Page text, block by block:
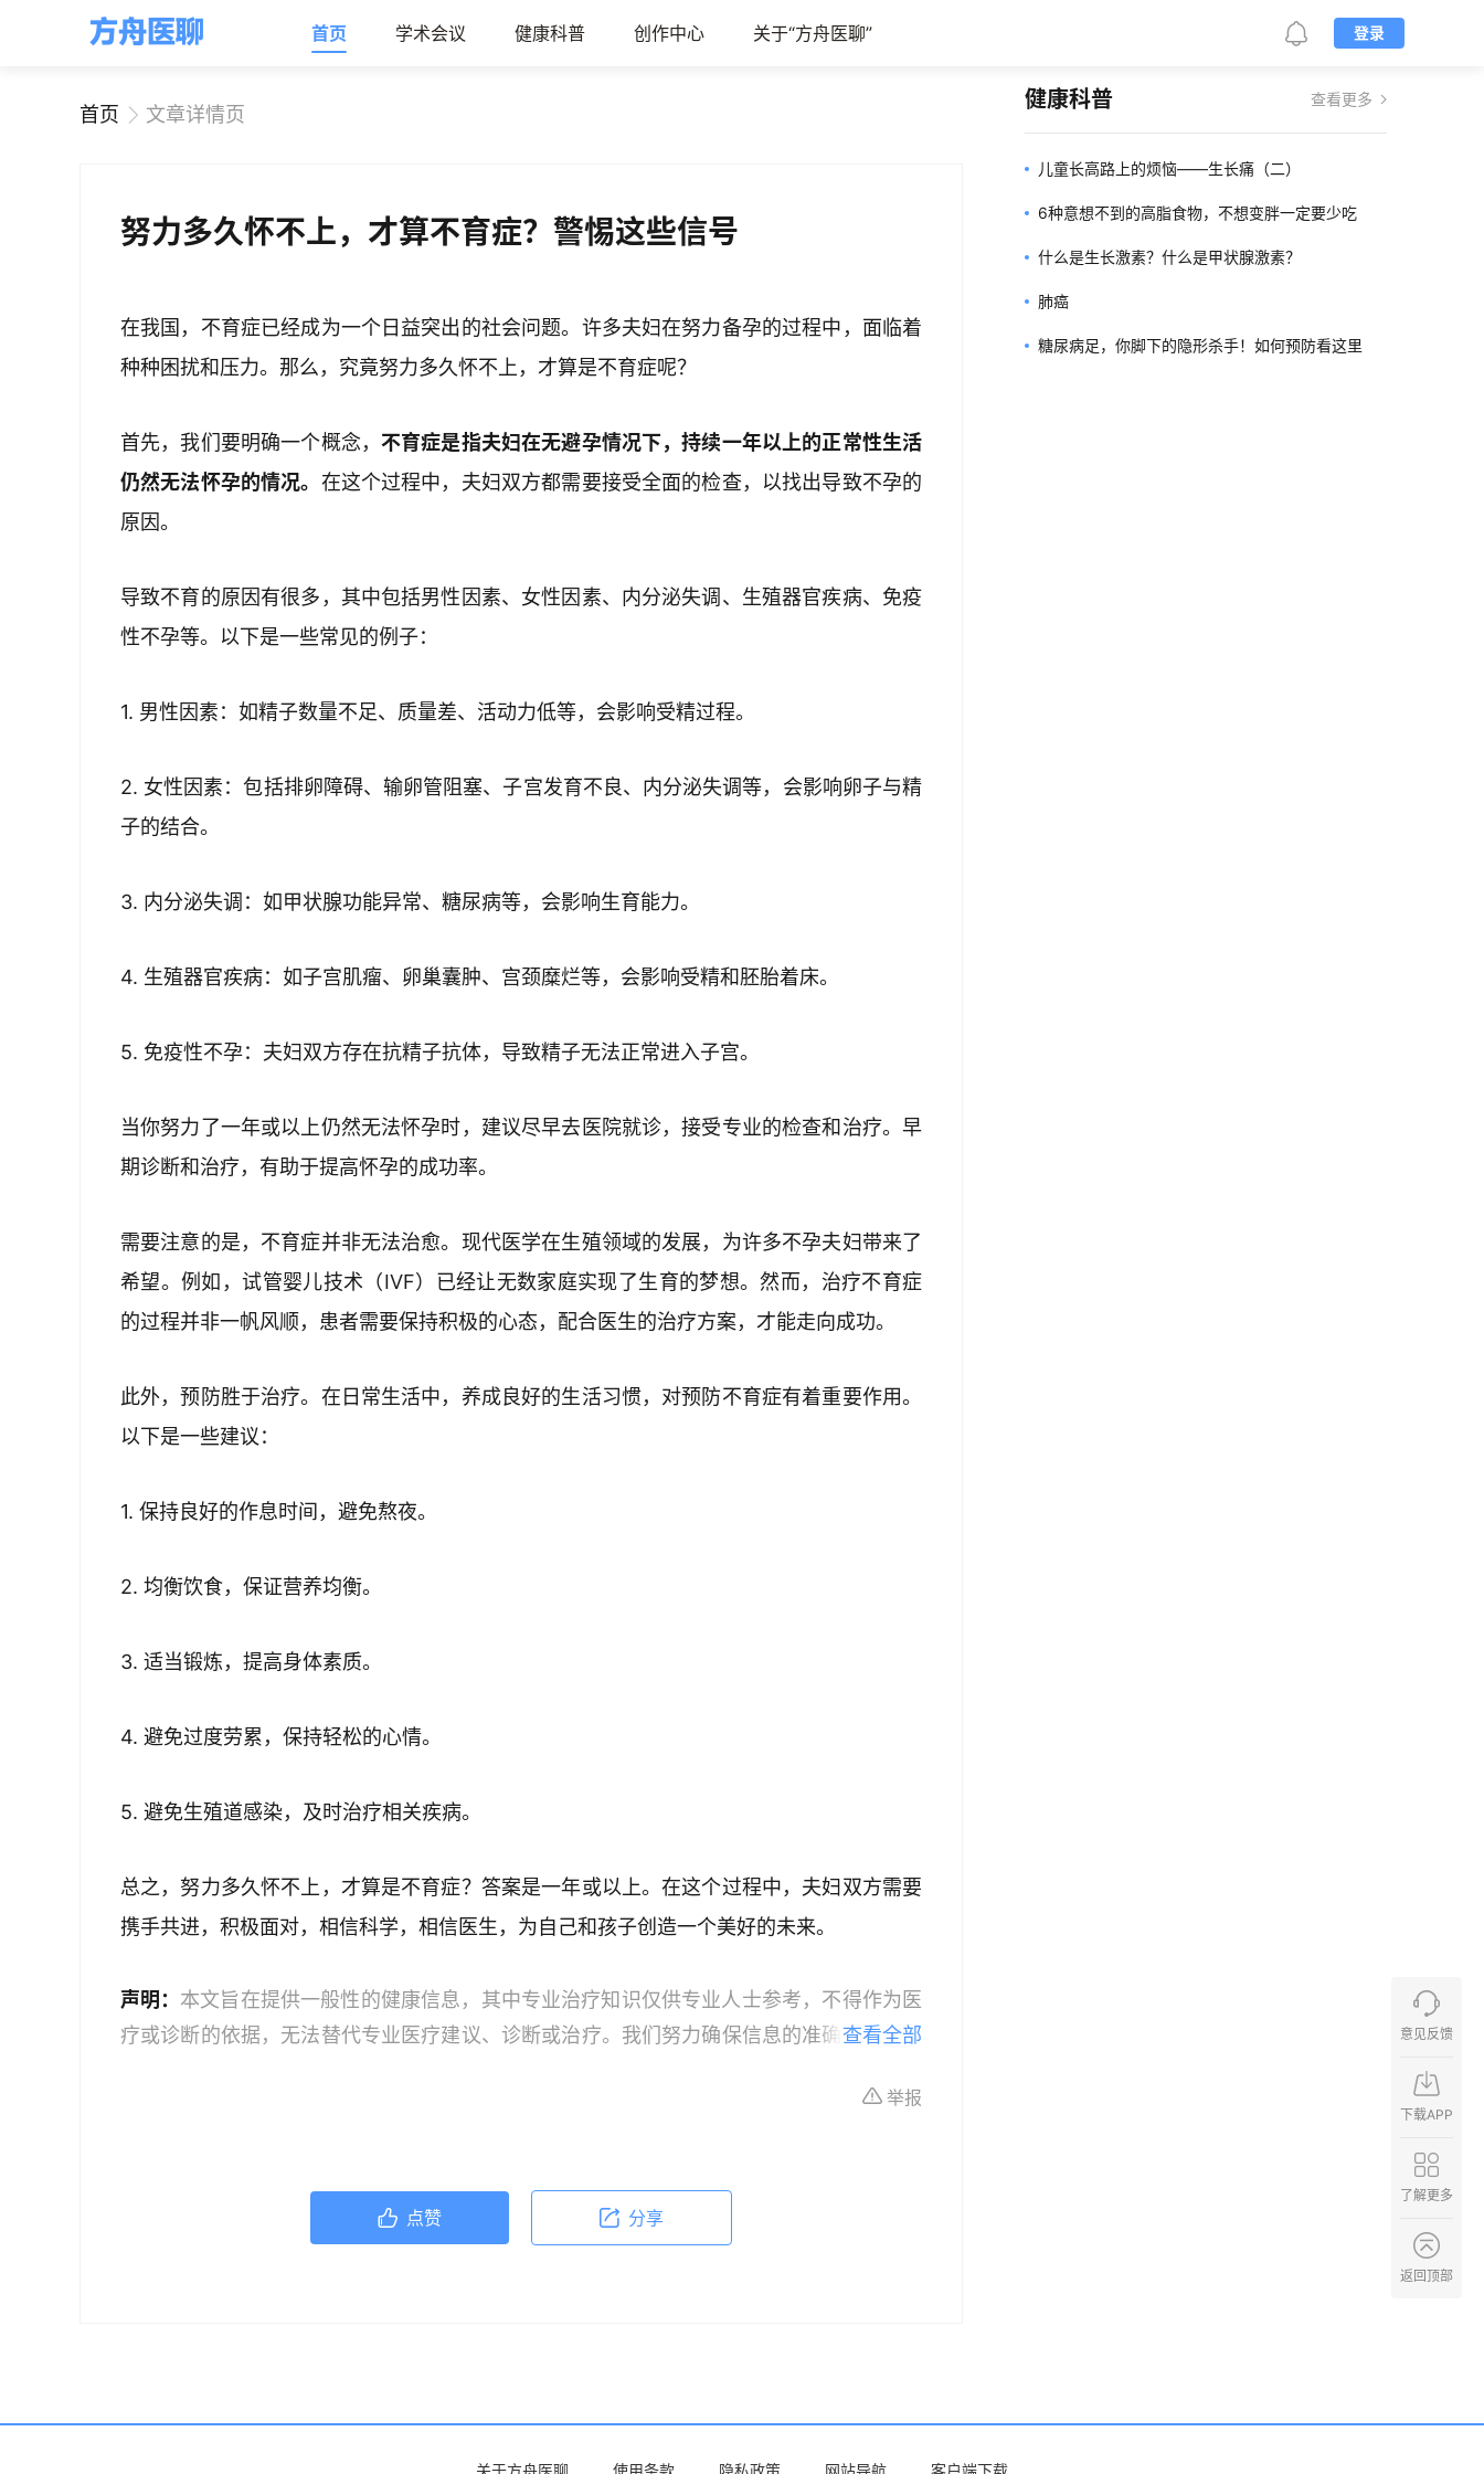
首页 学术会议 健康科普 创作中心 关于“方舟医聊” 登录
首页 文章详情页
努力多久怀不上，才算不育症？警惕这些信号
在我国，不育症已经成为一个日益突出的社会问题。许多夫妇在努力备孕的过程中，面临着
种种困扰和压力。那么，究竟努力多久怀不上，才算是不育症呢？
首先，我们要明确一个概念， 不育症是指夫妇在无避孕情况下，持续一年以上的正常性生活
仍然无法怀孕的情况。 在这个过程中，夫妇双方都需要接受全面的检查，以找出导致不孕的
原因。
导致不育的原因有很多，其中包括男性因素、女性因素、内分泌失调、生殖器官疾病、免疫
性不孕等。以下是一些常见的例子：
1. 男性因素：如精子数量不足、质量差、活动力低等，会影响受精过程。
2. 女性因素：包括排卵障碍、输卵管阻塞、子宫发育不良、内分泌失调等，会影响卵子与精
子的结合。
3. 内分泌失调：如甲状腺功能异常、糖尿病等，会影响生育能力。
4. 生殖器官疾病：如子宫肌瘤、卵巢囊肿、宫颈糜烂等，会影响受精和胚胎着床。
5. 免疫性不孕：夫妇双方存在抗精子抗体，导致精子无法正常进入子宫。
当你努力了一年或以上仍然无法怀孕时，建议尽早去医院就诊，接受专业的检查和治疗。早
期诊断和治疗，有助于提高怀孕的成功率。
需要注意的是，不育症并非无法治愈。现代医学在生殖领域的发展，为许多不孕夫妇带来了
希望。例如，试管婴儿技术（IVF）已经让无数家庭实现了生育的梦想。然而，治疗不育症
的过程并非一帆风顺，患者需要保持积极的心态，配合医生的治疗方案，才能走向成功。
此外，预防胜于治疗。在日常生活中，养成良好的生活习惯，对预防不育症有着重要作用。
以下是一些建议：
1. 保持良好的作息时间，避免熬夜。
2. 均衡饮食，保证营养均衡。
3. 适当锻炼，提高身体素质。
4. 避免过度劳累，保持轻松的心情。
5. 避免生殖道感染，及时治疗相关疾病。
总之，努力多久怀不上，才算是不育症？答案是一年或以上。在这个过程中，夫妇双方需要
携手共进，积极面对，相信科学，相信医生，为自己和孩子创造一个美好的未来。
声明： 本文旨在提供一般性的健康信息，其中专业治疗知识仅供专业人士参考，不得作为医
疗或诊断的依据，无法替代专业医疗建议、诊断或治疗。我们努力确保信息的准确性，但本
策时，应咨询合格的医疗专业人员。对于依据本文内容采取的任何行动，本文作者、出版方
查看全部
举报
点赞 分享
健康科普 查看更多
儿童长高路上的烦恼——生长痛（二）
6种意想不到的高脂食物，不想变胖一定要少吃
什么是生长激素？什么是甲状腺激素？
肺癌
糖尿病足，你脚下的隐形杀手！如何预防看这里
关于方舟医聊 使用条款 隐私政策 网站导航 客户端下载
意见反馈
下载APP
了解更多
返回顶部